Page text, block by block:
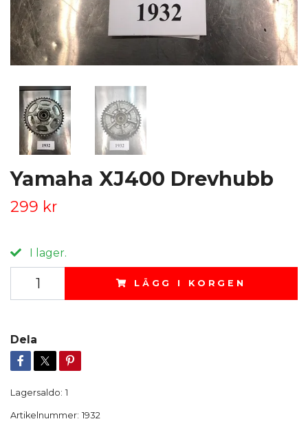
Yamaha XJ400 Drevhubb
299 kr
I lager.
LÄGG I KORGEN
Dela
Lagersaldo: 1
Artikelnummer: 1932